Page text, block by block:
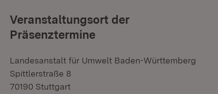
Veranstaltungsort der
Präsenztermine
Landesanstalt für Umwelt Baden-Württemberg
Spittlerstraße 8
70190 Stuttgart